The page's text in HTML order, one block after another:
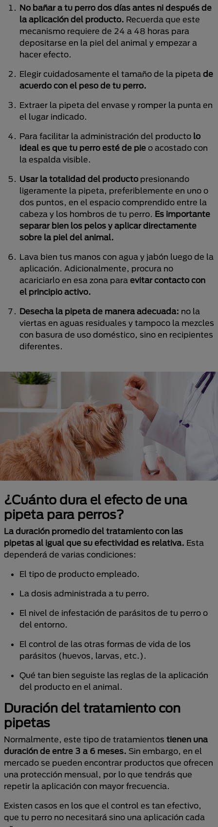
No bañar a tu perro dos días antes ni después de
la aplicación del producto. Recuerda que este
mecanismo requiere de 24 a 48 horas para
depositarse en la piel del animal y empezar a
hacer efecto.
Elegir cuidadosamente el tamaño de la pipeta de
acuerdo con el peso de tu perro.
Extraer la pipeta del envase y romper la punta en
el lugar indicado.
Para facilitar la administración del producto lo
ideal es que tu perro esté de pie o acostado con
la espalda visible.
Usar la totalidad del producto presionando
ligeramente la pipeta, preferiblemente en uno o
dos puntos, en el espacio comprendido entre la
cabeza y los hombros de tu perro. Es importante
separar bien los pelos y aplicar directamente
sobre la piel del animal.
Lava bien tus manos con agua y jabón luego de la
aplicación. Adicionalmente, procura no
acariciarlo en esa zona para evitar contacto con
el principio activo.
Desecha la pipeta de manera adecuada: no la
viertas en aguas residuales y tampoco la mezcles
con basura de uso doméstico, sino en recipientes
diferentes.
¿Cuánto dura el efecto de una
pipeta para perros?
La duración promedio del tratamiento con las
pipetas al igual que su efectividad es relativa. Esta
dependerá de varias condiciones:
El tipo de producto empleado.
La dosis administrada a tu perro.
El nivel de infestación de parásitos de tu perro o
del entorno.
El control de las otras formas de vida de los
parásitos (huevos, larvas, etc.).
Qué tan bien seguiste las reglas de la aplicación
del producto en el animal.
Duración del tratamiento con
pipetas
Normalmente, este tipo de tratamientos tienen una
duración de entre 3 a 6 meses. Sin embargo, en el
mercado se pueden encontrar productos que ofrecen
una protección mensual, por lo que tendrás que
repetir la aplicación con mayor frecuencia.
Existen casos en los que el control es tan efectivo,
que tu perro no necesitará sino una aplicación cada